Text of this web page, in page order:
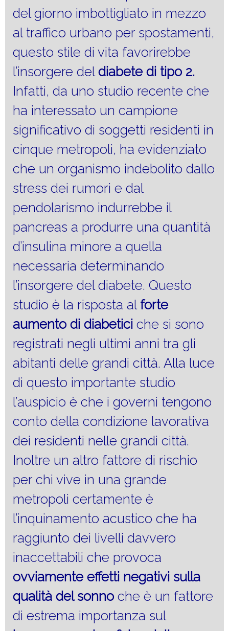
del giorno imbottigliato in mezzo
al traffico urbano per spostamenti,
questo stile di vita favorirebbe
l’insorgere deldiabete di tipo 2.
Infatti, da uno studio recente che
ha interessato un campione
significativo di soggetti residenti in
cinque metropoli, ha evidenziato
che un organismo indebolito dallo
stress dei rumori e dal
pendolarismo indurrebbe il
pancreas a produrre una quantità
d’insulina minore a quella
necessaria determinando
l’insorgere del diabete. Questo
studio è la risposta al forte
aumento di diabetici che si sono
registrati negli ultimi anni tra gli
abitanti delle grandi città. Alla luce
di questo importante studio
l’auspicio è che i governi tengono
conto della condizione lavorativa
dei residenti nelle grandi città.
Inoltre un altro fattore di rischio
per chi vive in una grande
metropoli certamente è
l’inquinamento acustico che ha
raggiunto dei livelli davvero
inaccettabili che provoca
ovviamente effetti negativi sulla
qualità del sonno che è un fattore
di estrema importanza sul